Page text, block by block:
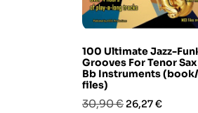
100 Ultimate Jazz-
Grooves For Tenor
Bb Instruments
files)
Prezzo
30,90 € Prezzo
26,27 €